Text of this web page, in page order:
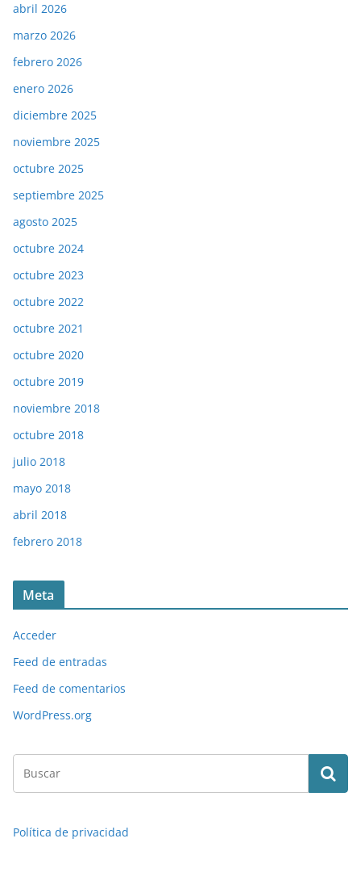
abril 2026
marzo 2026
febrero 2026
enero 2026
diciembre 2025
noviembre 2025
octubre 2025
septiembre 2025
agosto 2025
octubre 2024
octubre 2023
octubre 2022
octubre 2021
octubre 2020
octubre 2019
noviembre 2018
octubre 2018
julio 2018
mayo 2018
abril 2018
febrero 2018
Meta
Acceder
Feed de entradas
Feed de comentarios
WordPress.org
Política de privacidad